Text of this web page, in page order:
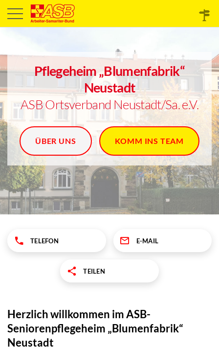
Pflegeheim „Blumenfabrik“
Neustadt
ASB Ortsverband Neustadt/Sa. e.V.
ÜBER UNS KOMM INS TEAM
TELEFON E-MAIL
TEILEN
Herzlich willkommen im ASB-
Seniorenpflegeheim „Blumenfabrik“
Neustadt